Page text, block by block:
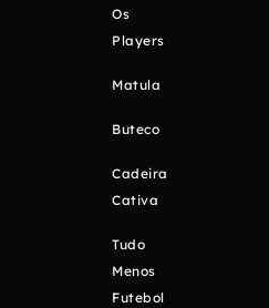
Os
Players
Matula
Buteco
Cadeira
Cativa
Tudo
Menos
Futebol